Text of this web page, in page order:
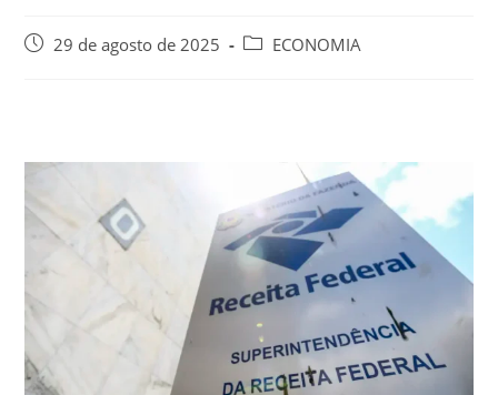
29 de agosto de 2025 ECONOMIA